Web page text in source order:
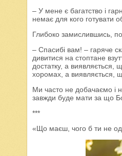
– У мене є багатство і
немає для кого готувати
Глибоко замислившись,
– Спасибі вам! – гаряче
дивитися на стоптане
достатку, а
хоромах, а виявляється,
Ми часто не добачаємо і
завжди буде мати за що
***
«Що маєш, чого б ти не